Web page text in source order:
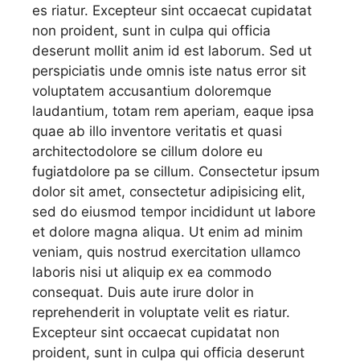
es riatur. Excepteur sint occaecat cupidatat
non proident, sunt in culpa qui officia
deserunt mollit anim id est laborum. Sed ut
perspiciatis unde omnis iste natus error sit
voluptatem accusantium doloremque
laudantium, totam rem aperiam, eaque ipsa
quae ab illo inventore veritatis et quasi
architectodolore se cillum dolore eu
fugiatdolore pa se cillum. Consectetur ipsum
dolor sit amet, consectetur adipisicing elit,
sed do eiusmod tempor incididunt ut labore
et dolore magna aliqua. Ut enim ad minim
veniam, quis nostrud exercitation ullamco
laboris nisi ut aliquip ex ea commodo
consequat. Duis aute irure dolor in
reprehenderit in voluptate velit es riatur.
Excepteur sint occaecat cupidatat non
proident, sunt in culpa qui officia deserunt